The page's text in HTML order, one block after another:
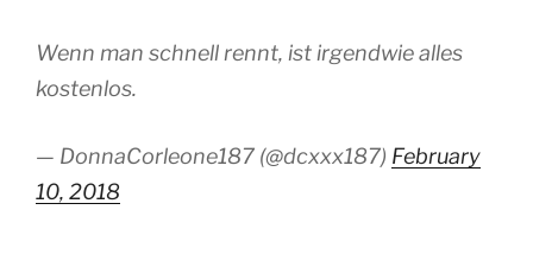
Wenn man schnell rennt, ist irgendwie alles
kostenlos.
— DonnaCorleone187 (@dcxxx187) February
10, 2018